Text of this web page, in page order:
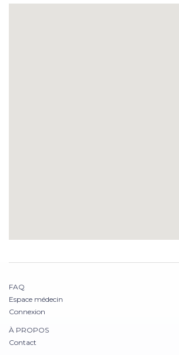
FAQ
Espace médecin
Connexion
À PROPOS
Contact